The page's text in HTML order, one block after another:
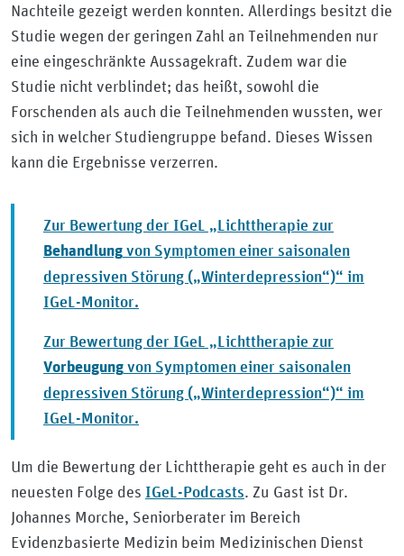
Nachteile gezeigt werden konnten. Allerdings besitzt die
Studie wegen der geringen Zahl an Teilnehmenden nur
eine eingeschränkte Aussagekraft. Zudem war die
Studie nicht verblindet; das heißt, sowohl die
Forschenden als auch die Teilnehmenden wussten, wer
sich in welcher Studiengruppe befand. Dieses Wissen
kann die Ergebnisse verzerren.
Zur Bewertung der IGeL „Lichttherapie zur
Behandlung von Symptomen einer saisonalen
depressiven Störung („Winterdepression“)“ im
IGeL-Monitor.
Zur Bewertung der IGeL „Lichttherapie zur
Vorbeugung von Symptomen einer saisonalen
depressiven Störung („Winterdepression“)“ im
IGeL-Monitor.
Um die Bewertung der Lichttherapie geht es auch in der
neuesten Folge des IGeL-Podcasts. Zu Gast ist Dr.
Johannes Morche, Seniorberater im Bereich
Evidenzbasierte Medizin beim Medizinischen Dienst